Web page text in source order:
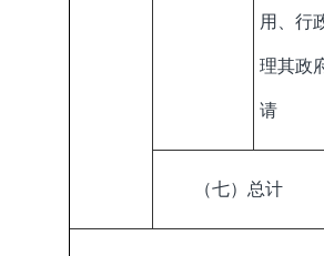
用、行
理其政
请
（七）总计